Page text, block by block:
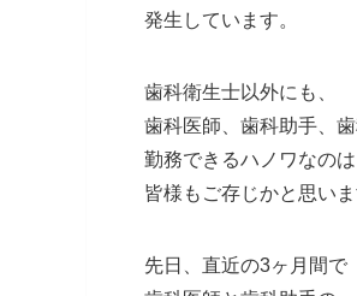
発生しています。
歯科衛生士以外にも、
歯科医師、歯科助手、
勤務できるハノワなのは
皆様もご存じかと思いま
先日、直近の3ヶ月間で